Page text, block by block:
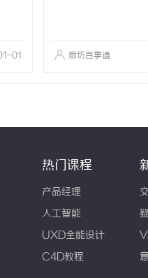
01 廊坊百事通
热门课程
产品经理
人工智能
UXD全能设计
C4D教程